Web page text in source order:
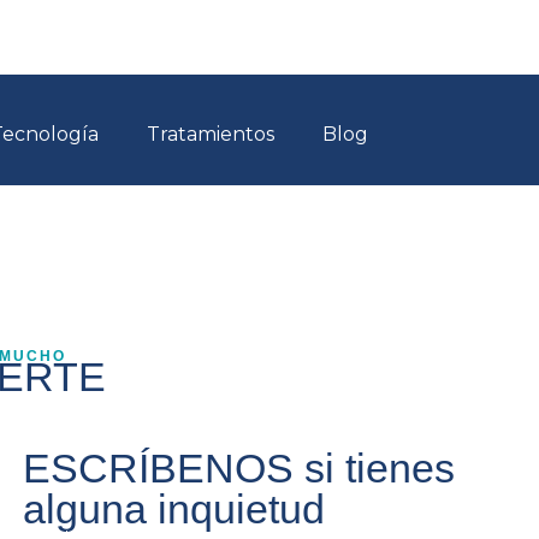
Tratamientos Blog
ESCRÍBENOS si tienes
alguna inquietud